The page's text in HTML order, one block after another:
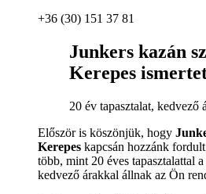
+36 (30) 151 37 81
Junkers kazán
Kerepes
20 év tapasztalat, kedvező
Először is köszönjük, hogy
Kerepes kapcsán hozzánk
több, mint 20 éves tapasztalattal
kedvező árakkal állnak az Ön